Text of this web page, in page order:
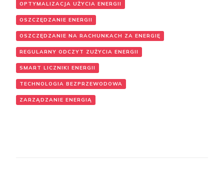
OPTYMALIZACJA UŻYCIA ENERGII
OSZCZĘDZANIE ENERGII
OSZCZĘDZANIE NA RACHUNKACH ZA ENERGIĘ
REGULARNY ODCZYT ZUŻYCIA ENERGII
SMART LICZNIKI ENERGII
TECHNOLOGIA BEZPRZEWODOWA
ZARZĄDZANIE ENERGIĄ